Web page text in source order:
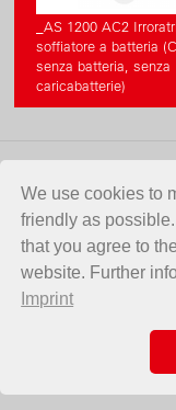
We use cookies to
friendly as
that you agree to
website. Further
Imprint
_AS 1200 AC2
soffiatore a batteria
senza batteria, senza
caricabatterie)
CONTATTO
Birchmeier
Im Stetterfeld 1
5608 Stetten
SVIZZERA